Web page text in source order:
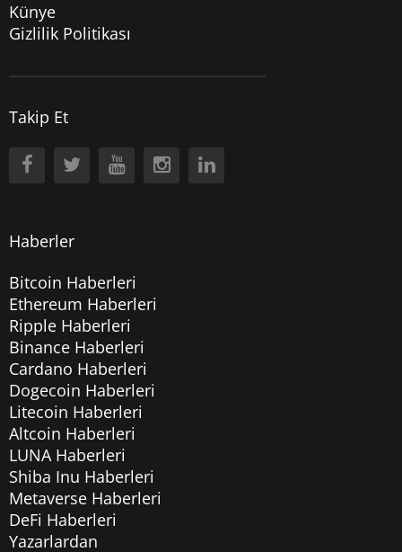
Künye
Gizlilik Politikası
Takip Et
Haberler
Bitcoin Haberleri
Ethereum Haberleri
Ripple Haberleri
Binance Haberleri
Cardano Haberleri
Dogecoin Haberleri
Litecoin Haberleri
Altcoin Haberleri
LUNA Haberleri
Shiba Inu Haberleri
Metaverse Haberleri
DeFi Haberleri
Yazarlardan